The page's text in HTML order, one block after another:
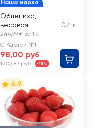
Наша марка
Облепиха,
весовая
0.4 кг
244,99 ₽ за 1 кг
С Картой №1
98,00 руб
120,00 руб -18%
4.9